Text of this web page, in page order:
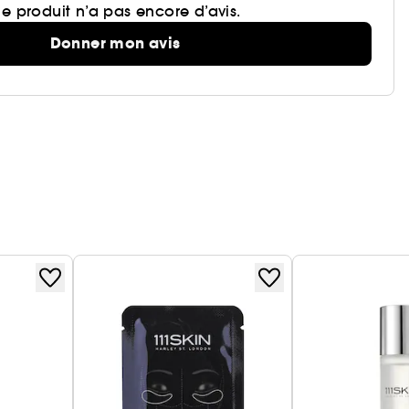
produit n’a pas encore d’avis.
Donner mon avis